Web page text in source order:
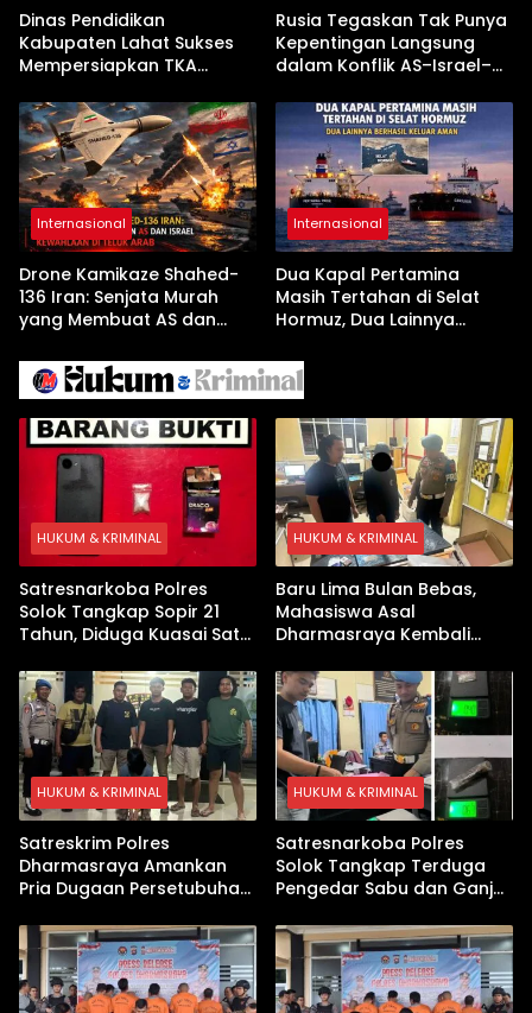
Dinas Pendidikan
Kabupaten Lahat Sukses
Mempersiapkan TKA
Pembekalan Latihan Soal
Tanpa Internet
Rusia Tegaskan Tak Punya
Kepentingan Langsung
dalam Konflik AS–Israel–
Internasional
Drone Kamikaze Shahed-
136 Iran: Senjata Murah
yang Membuat AS dan
Arab
Internasional
Dua Kapal Pertamina
Masih Tertahan di Selat
Hormuz, Dua Lainnya
HUKUM & KRIMINAL
Satresnarkoba Polres
Solok Tangkap Sopir 21
Tahun, Diduga Kuasai Satu
HUKUM & KRIMINAL
Baru Lima Bulan Bebas,
Mahasiswa Asal
Dharmasraya Kembali
HUKUM & KRIMINAL
Satreskrim Polres
Dharmasraya Amankan
Pria Dugaan Persetubuhan
HUKUM & KRIMINAL
Satresnarkoba Polres
Solok Tangkap Terduga
Pengedar Sabu dan Ganja